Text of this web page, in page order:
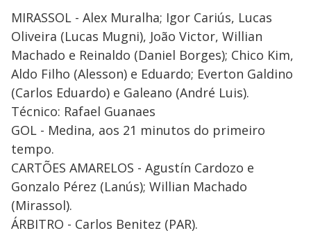
MIRASSOL - Alex Muralha; Igor Cariús, Lucas
Oliveira (Lucas Mugni), João Victor, Willian
Machado e Reinaldo (Daniel Borges); Chico Kim,
Aldo Filho (Alesson) e Eduardo; Everton Galdino
(Carlos Eduardo) e Galeano (André Luis).
Técnico: Rafael Guanaes
GOL - Medina, aos 21 minutos do primeiro
tempo.
CARTÕES AMARELOS - Agustín Cardozo e
Gonzalo Pérez (Lanús); Willian Machado
(Mirassol).
ÁRBITRO - Carlos Benitez (PAR).